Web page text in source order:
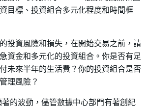
目標、投資組合多元化程度和時間框
投資風險和損失，在開始交易之前，請
資金和多元化的投資組合。你是否有足
未來半年的生活費？你的投資組合是否
理風險？
的波動，儘管數據中心部門有著創紀